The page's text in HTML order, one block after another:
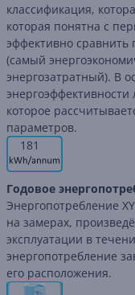
классификация,
которая понятна с
эффективно сравнить
(самый
энергозатратный). В
энергоэффективности
которое
параметров.
181
Годовое
Энергопотребление
на замерах,
эксплуатации в
энергопотребление
его расположения.